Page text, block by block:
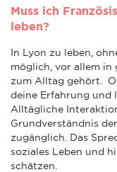
Muss ich
leben?
In Lyon zu leben,
möglich, vor allem in
zum Alltag gehört.
deine Erfahrung und
Alltägliche
Grundverständnis
zugänglich. Das
soziales Leben und
schätzen.